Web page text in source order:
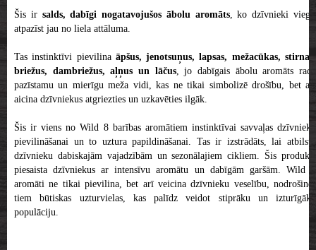
Šis ir salds, dabīgi nogatavojušos ābolu aromāts, ko dzīvnieki viegli
atpazīst jau no liela attāluma.
Tas instinktīvi pievilinaāpšus, jenotsuņus, lapsas, mežacūkas, stirnas,
briežus, dambriežus,aļņus un lāčus, jo dabīgais ābolu aromāts rada
pazīstamu un mierīgu meža vidi, kas ne tikai simbolizē drošību, bet arī
aicina dzīvniekus atgriezties un uzkavēties ilgāk.
Šis ir viens no Wild 8 barības aromātiem instinktīvai savvaļas dzīvnieku
pievilināšanai un to uztura papildināšanai. Tas ir izstrādāts, lai atbilstu
dzīvnieku dabiskajām vajadzībām un sezonālajiem cikliem. Šis produkts
piesaista dzīvniekus ar intensīvu aromātu un dabīgām garšām. Wild 8
aromāti ne tikai pievilina, bet arī veicina dzīvnieku veselību, nodrošinot
tiem būtiskas uzturvielas, kas palīdz veidot stiprāku un izturīgāku
populāciju.